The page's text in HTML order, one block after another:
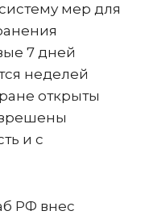
мер для
7 дней
неделей
открыты
и с
РФ внес